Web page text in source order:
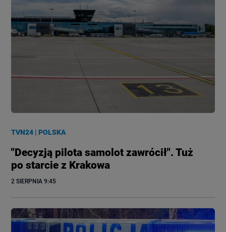
TVN24 |POLSKA
"Decyzją pilota samolot zawrócił". Tuż
po starcie z Krakowa
2 SIERPNIA 9:45